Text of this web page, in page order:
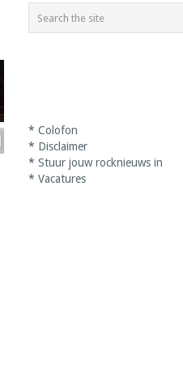
*Colofon
* Disclaimer
*Stuur jouw rocknieuws in
*Vacatures